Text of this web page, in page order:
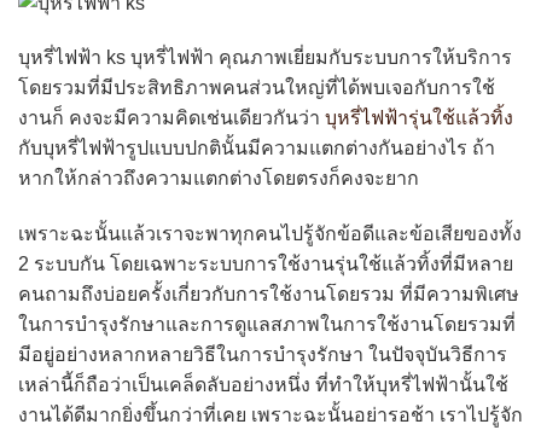
บุหรี่ไฟฟ้า ks บุหรี่ไฟฟ้า คุณภาพเยี่ยมกับระบบการให้บริการ
โดยรวมที่มีประสิทธิภาพคนส่วนใหญ่ที่ได้พบเจอกับการใช้
งานก็ คงจะมีความคิดเช่นเดียวกันว่า บุหรี่ไฟฟ้ารุ่นใช้แล้วทิ้ง
กับบุหรี่ไฟฟ้ารูปแบบปกตินั้นมีความแตกต่างกันอย่างไร ถ้า
หากให้กล่าวถึงความแตกต่างโดยตรงก็คงจะยาก
เพราะฉะนั้นแล้วเราจะพาทุกคนไปรู้จักข้อดีและข้อเสียของทั้ง
2 ระบบกัน โดยเฉพาะระบบการใช้งานรุ่นใช้แล้วทิ้งที่มีหลาย
คนถามถึงบ่อยครั้งเกี่ยวกับการใช้งานโดยรวม ที่มีความพิเศษ
ในการบำรุงรักษาและการดูแลสภาพในการใช้งานโดยรวมที่
มีอยู่อย่างหลากหลายวิธีในการบำรุงรักษา ในปัจจุบันวิธีการ
เหล่านี้ก็ถือว่าเป็นเคล็ดลับอย่างหนึ่ง ที่ทำให้บุหรี่ไฟฟ้านั้นใช้
งานได้ดีมากยิ่งขึ้นกว่าที่เคย เพราะฉะนั้นอย่ารอช้า เราไปรู้จัก